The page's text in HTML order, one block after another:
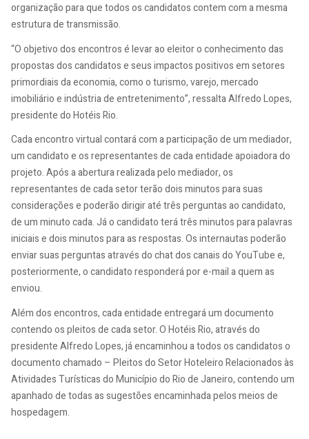
organização para que todos os candidatos contem com a mesma
estrutura de transmissão.
“O objetivo dos encontros é levar ao eleitor o conhecimento das
propostas dos candidatos e seus impactos positivos em setores
primordiais da economia, como o turismo, varejo, mercado
imobiliário e indústria de entretenimento”, ressalta Alfredo Lopes,
presidente do Hotéis Rio.
Cada encontro virtual contará com a participação de um mediador,
um candidato e os representantes de cada entidade apoiadora do
projeto. Após a abertura realizada pelo mediador, os
representantes de cada setor terão dois minutos para suas
considerações e poderão dirigir até três perguntas ao candidato,
de um minuto cada. Já o candidato terá três minutos para palavras
iniciais e dois minutos para as respostas. Os internautas poderão
enviar suas perguntas através do chat dos canais do YouTube e,
posteriormente, o candidato responderá por e-mail a quem as
enviou.
Além dos encontros, cada entidade entregará um documento
contendo os pleitos de cada setor. O Hotéis Rio, através do
presidente Alfredo Lopes, já encaminhou a todos os candidatos o
documento chamado – Pleitos do Setor Hoteleiro Relacionados às
Atividades Turísticas do Município do Rio de Janeiro, contendo um
apanhado de todas as sugestões encaminhada pelos meios de
hospedagem.